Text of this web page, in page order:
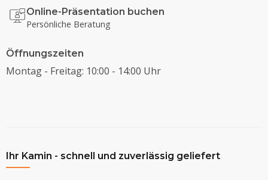
Online-Präsentation buchen
Persönliche Beratung
Öffnungszeiten
Montag - Freitag: 10:00 - 14:00 Uhr
Ihr Kamin - schnell und zuverlässig geliefert